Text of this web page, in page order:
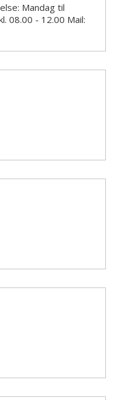
Mandag til
08.00 - 12.00 Mail: